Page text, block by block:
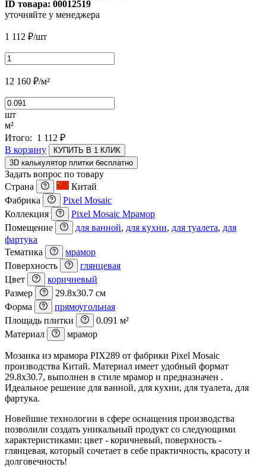
ID товара: 00012519
уточняйте у менеджера
1 112 ₽/шт
12 160 ₽/м²
шт
м²
Итого: 1 112 ₽
В корзину
КУПИТЬ В 1 КЛИК
3D калькулятор плитки бесплатно
Задать вопрос по товару
Страна
Китай
Фабрика
Pixel Mosaic
Коллекция
Pixel Mosaic Мрамор
Помещение
для ванной, для кухни, для туалета, для
фартука
Тематика
мрамор
Поверхность
глянцевая
Цвет
коричневый
Размер
29.8x30.7 см
Форма
прямоугольная
Площадь плитки
0.091 м²
Материал
мрамор
Мозаика из мрамора PIX289 от фабрики Pixel Mosaic
производства Китай. Материал имеет удобный формат
29.8x30.7, выполнен в стиле мрамор и предназначен .
Идеальное решение для ванной, для кухни, для туалета, для
фартука.
Новейшие технологии в сфере оснащения производства
позволили создать уникальный продукт со следующими
характеристиками: цвет - коричневый, поверхность -
глянцевая, который сочетает в себе практичность, красоту и
долговечность!